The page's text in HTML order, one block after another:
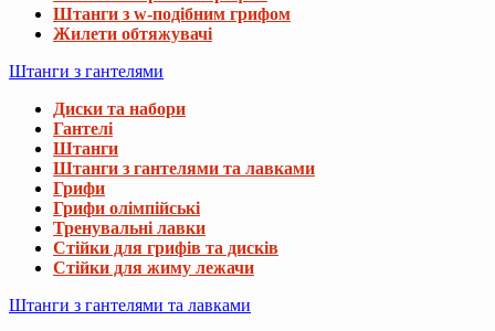
Штанги з w-подібним грифом
Жилети обтяжувачі
Штанги з гантелями
Диски та набори
Гантелі
Штанги
Штанги з гантелями та лавками
Грифи
Грифи олімпійські
Тренувальні лавки
Стійки для грифів та дисків
Стійки для жиму лежачи
Штанги з гантелями та лавками